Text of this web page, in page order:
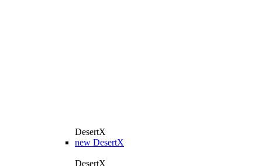
DesertX
new DesertX
DesertX